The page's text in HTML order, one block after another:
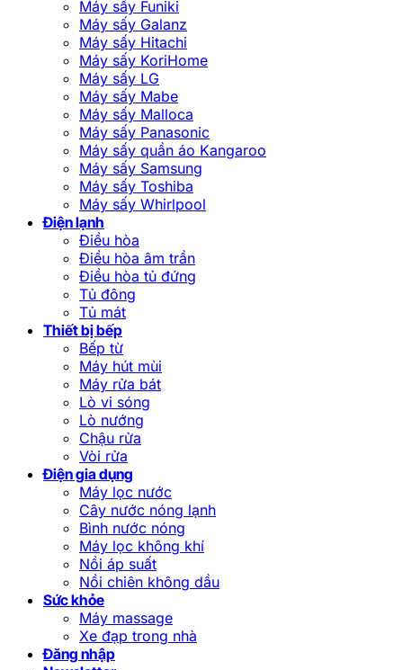
Máy sấy Funiki
Máy sấy Galanz
Máy sấy Hitachi
Máy sấy KoriHome
Máy sấy LG
Máy sấy Mabe
Máy sấy Malloca
Máy sấy Panasonic
Máy sấy quần áo Kangaroo
Máy sấy Samsung
Máy sấy Toshiba
Máy sấy Whirlpool
Điện lạnh
Điều hòa
Điều hòa âm trần
Điều hòa tủ đứng
Tủ đông
Tủ mát
Thiết bị bếp
Bếp từ
Máy hút mùi
Máy rửa bát
Lò vi sóng
Lò nướng
Chậu rửa
Vòi rửa
Điện gia dụng
Máy lọc nước
Cây nước nóng lạnh
Bình nước nóng
Máy lọc không khí
Nồi áp suất
Nồi chiên không dầu
Sức khỏe
Máy massage
Xe đạp trong nhà
Đăng nhập